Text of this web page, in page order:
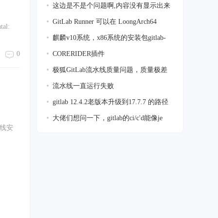
0
安
这边是不是个问题啊,内容没有显示出来
GitLab Runner 可以在 LoongArch64
(loong6
麒麟v10系统，x86系统的安装包gitlab-
jh-17
CORERIDER插件
极狐GitLab流水线质量问题，质量极差
流水线一直运行失败
gitlab 12.4.2老版本升级到17.7.7 的路径
大佬们想问一下，gitlab的ci/c'd能像je